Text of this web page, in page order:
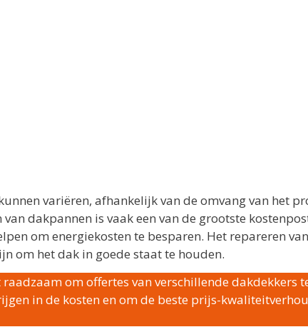
variëren, afhankelijk van de omvang van het
dakpannen is vaak een van de grootste
om energiekosten te besparen. Het repareren
om het dak in goede staat te houden.
om offertes van verschillende dakdekkers
in de kosten en om de beste prijs-